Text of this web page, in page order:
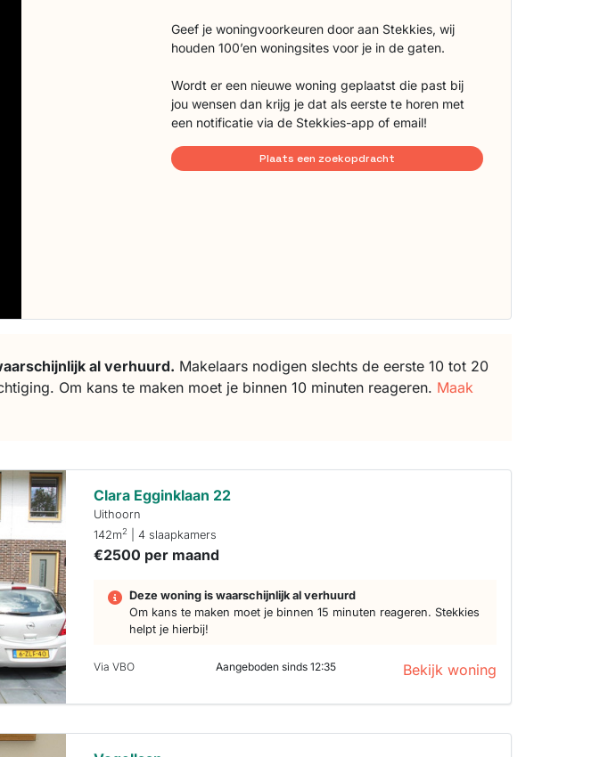
Geef je woningvoorkeuren door aan Stekkies, wij
houden 100’en woningsites voor je in de gaten.
Wordt er een nieuwe woning geplaatst die past bij
jou wensen dan krijg je dat als eerste te horen met
een notificatie via de Stekkies-app of email!
Plaats een zoekopdracht
al verhuurd. Makelaars nodigen slechts de eerste 10 tot 20
Om kans te maken moet je binnen 10 minuten reageren. Maak
Clara Egginklaan 22
Uithoorn
142m2 | 4 slaapkamers
€2500 per maand
Deze woning is waarschijnlijk al verhuurd
Om kans te maken moet je binnen 15 minuten reageren. Stekkies
helpt je hierbij!
Via VBO Aangeboden sinds 12:35 Bekijk woning